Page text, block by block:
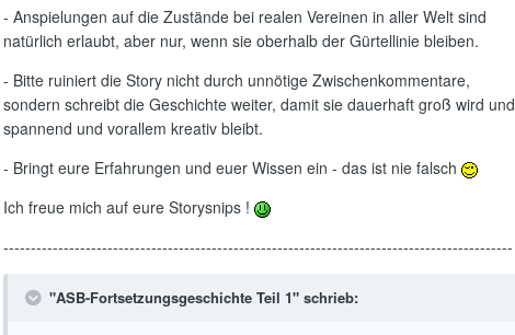
- Anspielungen auf die Zustände bei realen Vereinen in aller Welt sind
natürlich erlaubt, aber nur, wenn sie oberhalb der Gürtellinie bleiben.
- Bitte ruiniert die Story nicht durch unnötige Zwischenkommentare,
sondern schreibt die Geschichte weiter, damit sie dauerhaft groß wird und
spannend und vorallem kreativ bleibt.
- Bringt eure Erfahrungen und euer Wissen ein - das ist nie falsch
Ich freue mich auf eure Storysnips !
---------------------------------------------------------------------------------------------
"ASB-Fortsetzungsgeschichte Teil 1" schrieb: